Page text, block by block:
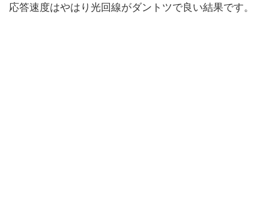
応答速度はやはり光回線がダントツで良い結果です。